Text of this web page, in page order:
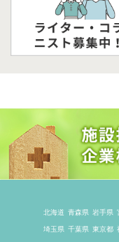
北海道 青森県 岩手県
埼玉県 千葉県 東京都